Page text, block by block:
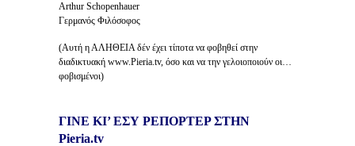
Arthur Schopenhauer
Γερμανός Φιλόσοφος
(Αυτή η ΑΛΗΘΕΙΑ δέν έχει τίποτα να φοβηθεί στην
διαδικτυακή www.Pieria.tv, όσο και να την γελοιοποιούν οι…
φοβισμένοι)
ΓΙΝΕ ΚΙ’ ΕΣΥ ΡΕΠΟΡΤΕΡ ΣΤΗΝ
Pieria.tv